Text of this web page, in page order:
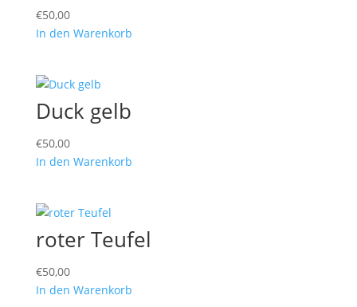
€50,00
In den Warenkorb
Duck gelb
€50,00
In den Warenkorb
roter Teufel
€50,00
In den Warenkorb